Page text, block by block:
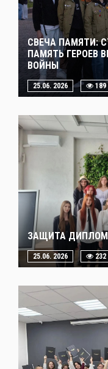
СВЕЧА ПАМЯТИ:
ПАМЯТЬ ГЕРОЕВ
ВОЙНЫ
25.06. 2026 189
ЗАЩИТА
25.06. 2026 232